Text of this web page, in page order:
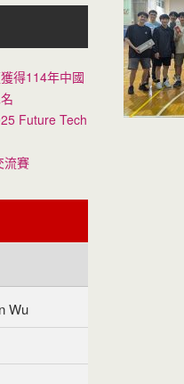
得114年中國
Future Tech
流賽
Wu